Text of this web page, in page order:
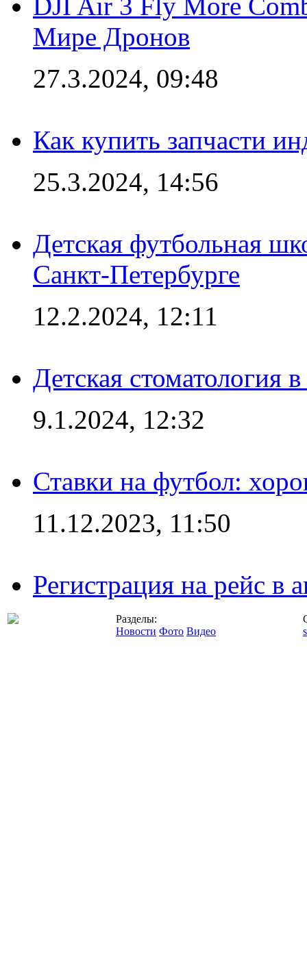
Мире Дронов
27.3.2024, 09:48
Как купить запчасти
25.3.2024, 14:56
Детская футбольная
Санкт-Петербурге
12.2.2024, 12:11
Детская стоматология
9.1.2024, 12:32
Ставки на футбол:
11.12.2023, 11:50
Регистрация на рейс в
Разделы:
Новости Фото Видео